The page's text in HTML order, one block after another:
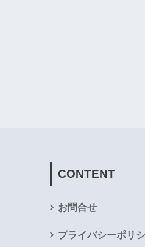
CONTENT
お問合せ
プライバシーポリ